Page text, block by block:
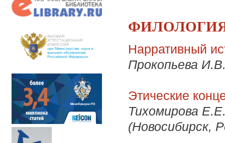
Нарративный
Прокопьева
Этические
Тихомирова
(Новосибирск,